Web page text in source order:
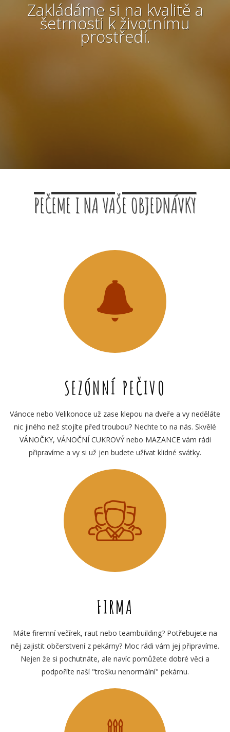
Zakládáme si na kvalitě a
šetrnosti k životnímu
prostředí.
PEČEME I NA VAŠE OBJEDNÁVKY
SEZÓNNÍ PEČIVO
Vánoce nebo Velikonoce už zase klepou na dveře a vy neděláte
nic jiného než stojíte před troubou? Nechte to na nás. Skvělé
VÁNOČKY, VÁNOČNÍ CUKROVÝ nebo MAZANCE vám rádi
připravíme a vy si už jen budete užívat klidné svátky.
FIRMA
Máte firemní večírek, raut nebo teambuilding? Potřebujete na
něj zajistit občerstvení z pekárny? Moc rádi vám jej připravíme.
Nejen že si pochutnáte, ale navíc pomůžete dobré věci a
podpoříte naší "trošku nenormální" pekárnu.